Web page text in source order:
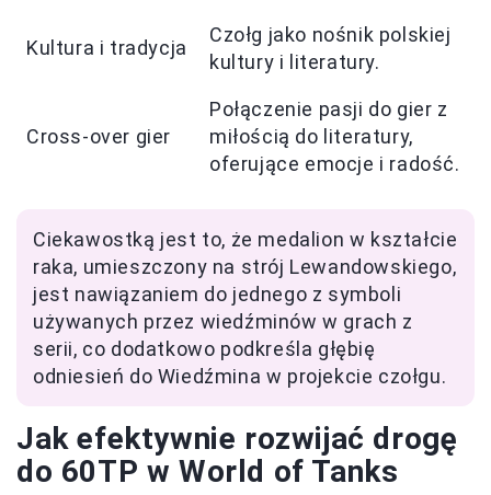
Kultura i tradycja
Czołg jako nośnik polskiej
kultury i literatury.
Cross-over gier
Połączenie pasji do gier z
miłością do literatury,
oferujące emocje i radość.
Ciekawostką jest to, że medalion w kształcie
raka, umieszczony na strój Lewandowskiego,
jest nawiązaniem do jednego z symboli
używanych przez wiedźminów w grach z
serii, co dodatkowo podkreśla głębię
odniesień do Wiedźmina w projekcie czołgu.
Jak efektywnie rozwijać drogę
do 60TP w World of Tanks